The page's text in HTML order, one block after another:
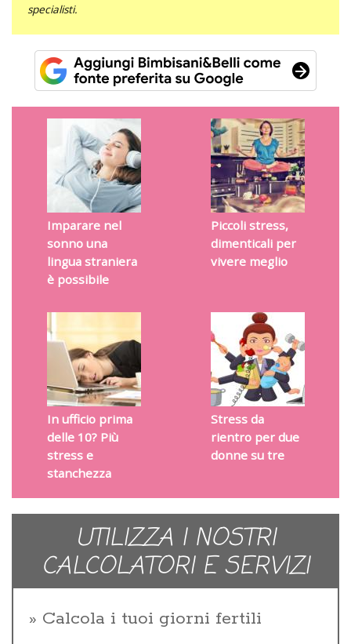
specialisti.
Imparare nel
sonno una
lingua straniera
è possibile
Piccoli stress,
dimenticali per
vivere meglio
In ufficio prima
delle 10? Più
stress e
stanchezza
Stress da
rientro per due
donne su tre
UTILIZZA I NOSTRI
CALCOLATORI E SERVIZI
Calcola i tuoi giorni fertili